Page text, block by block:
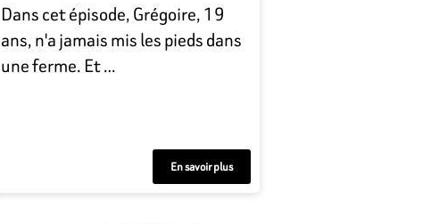
Dans cet épisode, Grégoire, 19
ans, n'a jamais mis les pieds dans
une ferme. Et …
En savoir plus